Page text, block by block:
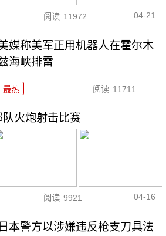
阅读 11972 04-21
媒称美军正用机器人在霍尔木
海峡排雷
最热 阅读 11711
火炮射击比赛
阅读 9921 04-16
日本警方以涉嫌违反枪支刀具法